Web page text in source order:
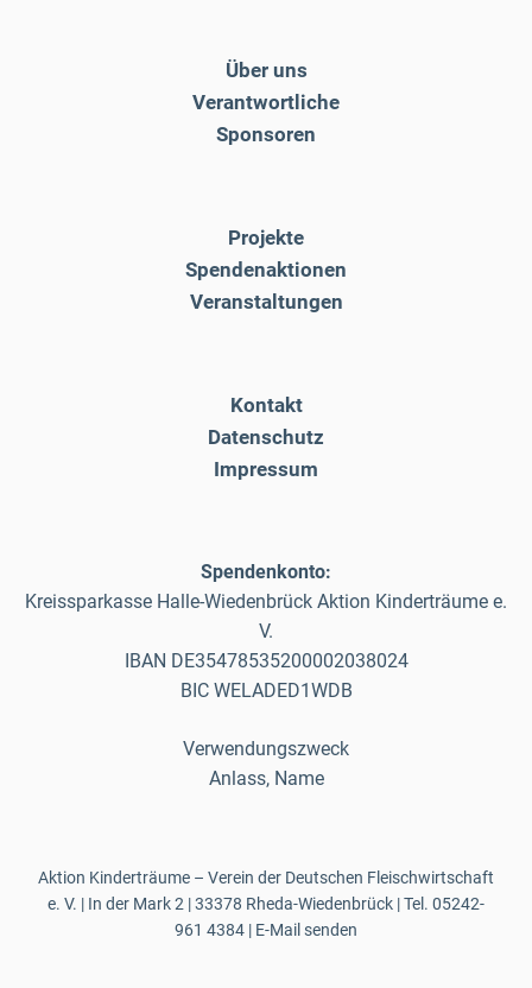
Über uns
Verantwortliche
Sponsoren
Projekte
Spendenaktionen
Veranstaltungen
Kontakt
Datenschutz
Impressum
Spendenkonto:
Kreissparkasse Halle-Wiedenbrück Aktion Kinderträume e.
V.
IBAN DE35478535200002038024
BIC WELADED1WDB
Verwendungszweck
Anlass, Name
Aktion Kinderträume – Verein der Deutschen Fleischwirtschaft
e. V. | In der Mark 2 | 33378 Rheda-Wiedenbrück | Tel. 05242-
961 4384 | E-Mail senden